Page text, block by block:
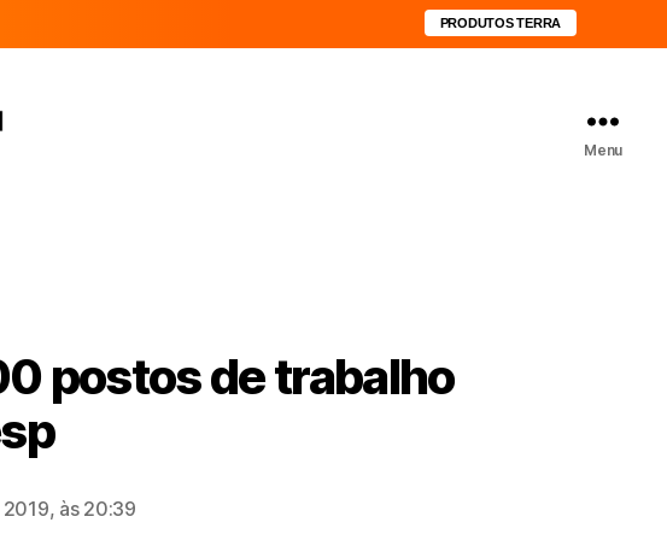
PRODUTOS TERRA
Menu
postos de trabalho
às 20:39